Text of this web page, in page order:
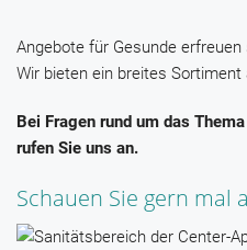
Angebote für Gesunde
Wir bieten ein breites Sortiment
Bei Fragen rund um das
rufen Sie uns an.
Schauen Sie gern mal